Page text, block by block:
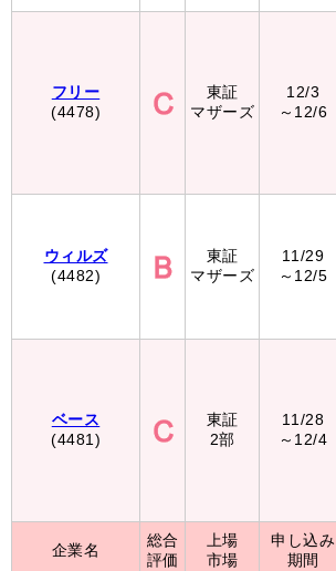
フリー
(4478)
ウィルズ
(4482)
ベース
(4481)
企業名
東証
マザーズ
12/3
～12/6
東証
マザーズ
11/29
～12/5
東証
2部
11/28
～12/4
総合
評価
上場
市場
申し込み
期間